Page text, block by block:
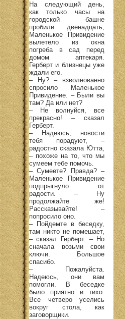
На следующий день,
как только часы на
городской башне
пробили двенадцать,
Маленькое Привидение
вылетело из окна
погреба в сад перед
домом аптекаря.
Герберт и близнецы уже
ждали его.
– Ну? – взволнованно
спросило Маленькое
Привидение. – Были вы
там? Да или нет?
– Не волнуйся, все
прекрасно! – сказал
Герберт.
– Надеюсь, новости
тебя порадуют, –
радостно сказала Ютта,
– похоже на то, что мы
сумеем тебе помочь.
– Сумеете? Правда? –
Маленькое Привидение
подпрыгнуло от
радости. – Ну
продолжайте же!
Рассказывайте! –
попросило оно.
– Пойдемте в беседку,
там никто не помешает,
– сказал Герберт. – Но
сначала возьми свои
ключи. Большое
спасибо.
– Пожалуйста.
Надеюсь, они вам
помогли. В беседке
было приятно и тихо.
Все четверо уселись
вокруг стола, как
заговорщики.